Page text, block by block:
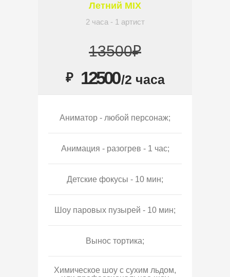
Летний MIX
2 часа - 1 артист
13500₽
₽ 12500/2 часа
Аниматор - любой персонаж;
Анимация - разогрев - 1 час;
Детские фокусы - 10 мин;
Шоу паровых пузырей - 10 мин;
Вынос тортика;
Химическое шоу с сухим льдом,